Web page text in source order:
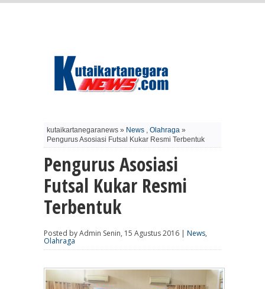
kutaikartanegaranews » News , Olahraga »
Pengurus Asosiasi Futsal Kukar Resmi Terbentuk
Pengurus Asosiasi
Futsal Kukar Resmi
Terbentuk
Posted by Admin Senin, 15 Agustus 2016 | News,
Olahraga